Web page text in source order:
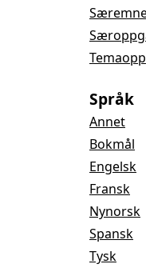
Språk
Annet
Bokmål
Engelsk
Fransk
Nynorsk
Spansk
Tysk